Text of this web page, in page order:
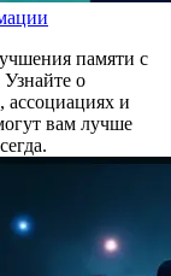
памяти с
о
ассоциациях и
вам лучше